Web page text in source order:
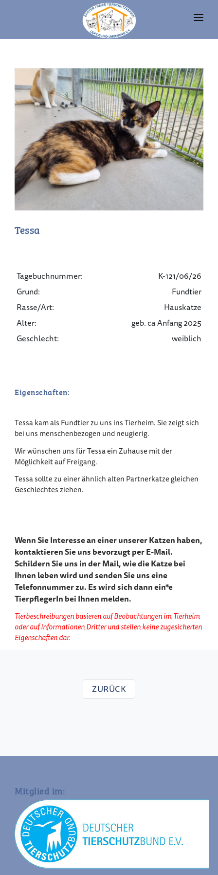
TIERHEIM
FAQ
TIERHALTUNG UND RECHT
VEREIN
SPENDEN
Tessa
Tagebuchnummer:
K-121/06/26
Grund:
Fundtier
Rasse/Art:
Hauskatze
Alter:
geb. ca Anfang 2025
Geschlecht:
weiblich
Eigenschaften:
Tessa kam als Fundtier zu uns ins Tierheim. Sie zeigt sich
bei uns menschenbezogen und neugierig.
Wir wünschen uns für Tessa ein Zuhause mit der
Möglichkeit auf Freigang.
Tessa sollte zu einer ähnlich alten Partnerkatze gleichen
Geschlechtes ziehen.
Wenn Sie Interesse an einer unserer Katzen haben,
kontaktieren Sie uns bevorzugt per E-Mail.
Schildern Sie uns in der Mail, wie die Katze bei
Ihnen leben wird und senden Sie uns eine
Telefonnummer zu. Es wird sich dann ein*e
TierpflegerIn bei Ihnen melden.
Tierbeschreibungen basieren auf Beobachtungen im Tierheim
oder auf Informationen Dritter und stellen keine zugesicherten
Eigenschaften dar.
ZURÜCK
Mitglied im: